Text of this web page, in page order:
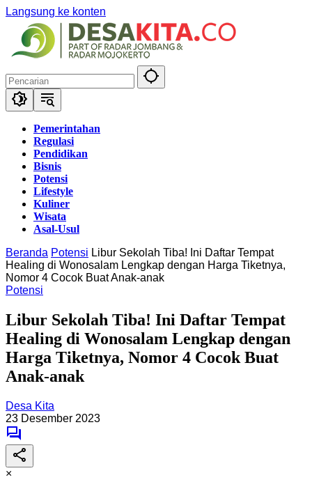
Langsung ke konten
Pemerintahan
Regulasi
Pendidikan
Bisnis
Potensi
Lifestyle
Kuliner
Wisata
Asal-Usul
Beranda Potensi Libur Sekolah Tiba! Ini Daftar Tempat
Healing di Wonosalam Lengkap dengan Harga Tiketnya,
Nomor 4 Cocok Buat Anak-anak
Potensi
Libur Sekolah Tiba! Ini Daftar Tempat
Healing di Wonosalam Lengkap dengan
Harga Tiketnya, Nomor 4 Cocok Buat
Anak-anak
Desa Kita
23 Desember 2023
×